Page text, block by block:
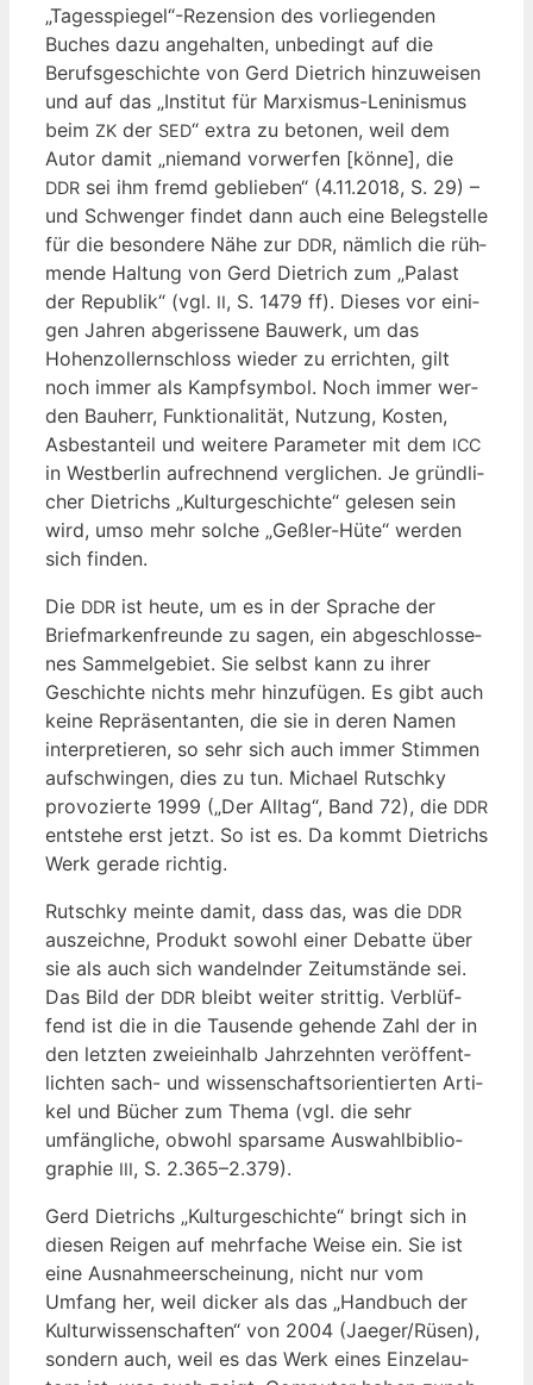
„Tagesspiegel“-Rezension des vor­lie­gen­den
Buches dazu ange­hal­ten, unbe­dingt auf die
Berufs­ge­schich­te von Gerd Diet­rich hin­zu­wei­sen
und auf das „Insti­tut für Mar­xis­mus-Leni­nis­mus
beim ZK der SED“ extra zu beto­nen, weil dem
Autor damit „nie­mand vor­wer­fen [kön­ne], die
DDR sei ihm fremd geblie­ben“ (4.11.2018, S. 29) –
und Schwen­ger fin­det dann auch eine Beleg­stel­le
für die beson­de­re Nähe zur DDR, näm­lich die rüh­
men­de Hal­tung von Gerd Diet­rich zum „Palast
der Repu­blik“ (vgl. II, S. 1479 ff). Die­ses vor eini­
gen Jah­ren abge­ris­se­ne Bau­werk, um das
Hohen­zol­lern­schloss wie­der zu errich­ten, gilt
noch immer als Kampf­sym­bol. Noch immer wer­
den Bau­herr, Funk­tio­na­li­tät, Nut­zung, Kos­ten,
Asbest­an­teil und wei­te­re Para­me­ter mit dem ICC
in West­ber­lin auf­rech­nend ver­gli­chen. Je gründ­li­
cher Diet­richs „Kul­tur­ge­schich­te“ gele­sen sein
wird, umso mehr sol­che „Geß­ler-Hüte“ wer­den
sich finden.
Die DDR ist heu­te, um es in der Spra­che der
Brief­mar­ken­freun­de zu sagen, ein abge­schlos­se­
nes Sam­mel­ge­biet. Sie selbst kann zu ihrer
Geschich­te nichts mehr hin­zu­fü­gen. Es gibt auch
kei­ne Reprä­sen­tan­ten, die sie in deren Namen
inter­pre­tie­ren, so sehr sich auch immer Stim­men
auf­schwin­gen, dies zu tun. Micha­el Rutsch­ky
pro­vo­zier­te 1999 („Der All­tag“, Band 72), die DDR
ent­ste­he erst jetzt. So ist es. Da kommt Diet­richs
Werk gera­de richtig.
Rutsch­ky mein­te damit, dass das, was die DDR
aus­zeich­ne, Pro­dukt sowohl einer Debat­te über
sie als auch sich wan­deln­der Zeit­um­stän­de sei.
Das Bild der DDR bleibt wei­ter strit­tig. Ver­blüf­
fend ist die in die Tau­sen­de gehen­de Zahl der in
den letz­ten zwei­ein­halb Jahr­zehn­ten ver­öf­fent­
lich­ten sach- und wis­sen­schafts­ori­en­tier­ten Arti­
kel und Bücher zum The­ma (vgl. die sehr
umfäng­li­che, obwohl spar­sa­me Aus­wahl­bi­blio­
gra­phie III, S. 2.365–2.379).
Gerd Diet­richs „Kul­tur­ge­schich­te“ bringt sich in
die­sen Rei­gen auf mehr­fa­che Wei­se ein. Sie ist
eine Aus­nah­me­erschei­nung, nicht nur vom
Umfang her, weil dicker als das „Hand­buch der
Kul­tur­wis­sen­schaf­ten“ von 2004 (Jaeger/Rüsen),
son­dern auch, weil es das Werk eines Ein­zel­au­